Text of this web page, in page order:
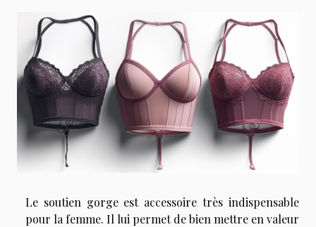
Le soutien gorge est accessoire très indispensable
pour la femme. Il lui permet de bien mettre en valeur